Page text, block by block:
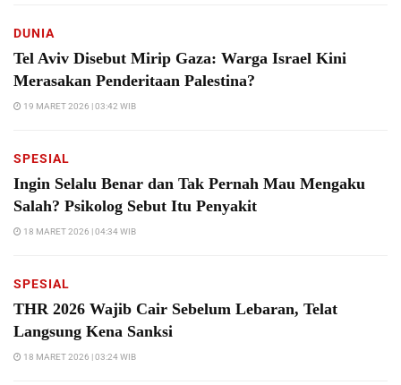
DUNIA
Tel Aviv Disebut Mirip Gaza: Warga Israel Kini
Merasakan Penderitaan Palestina?
19 MARET 2026 | 03:42 WIB
SPESIAL
Ingin Selalu Benar dan Tak Pernah Mau Mengaku
Salah? Psikolog Sebut Itu Penyakit
18 MARET 2026 | 04:34 WIB
SPESIAL
THR 2026 Wajib Cair Sebelum Lebaran, Telat
Langsung Kena Sanksi
18 MARET 2026 | 03:24 WIB